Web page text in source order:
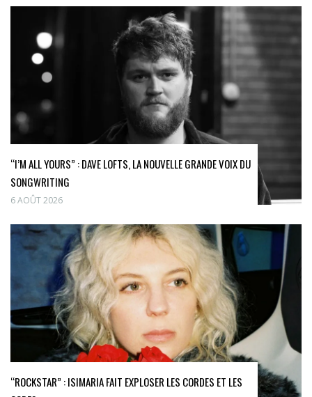
“I’M ALL YOURS” : DAVE LOFTS, LA NOUVELLE GRANDE VOIX DU
SONGWRITING
6 AOÛT 2026
“ROCKSTAR” : ISIMARIA FAIT EXPLOSER LES CORDES ET LES